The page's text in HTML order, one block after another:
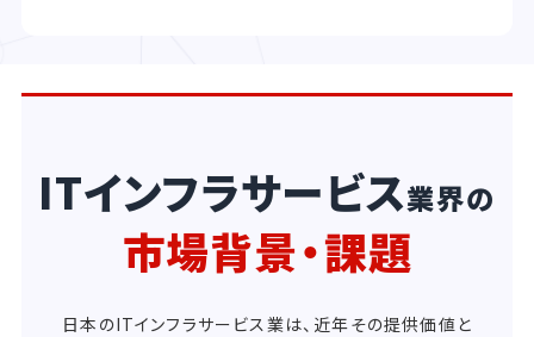
ITインフラサービス業界の
市場背景・課題
日本のITインフラサービス業は、近年その提供価値と